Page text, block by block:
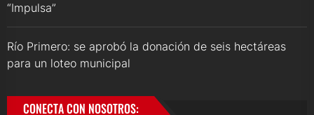
“Impulsa”
Río Primero: se aprobó la donación de seis hectáreas
para un loteo municipal
CONECTA CON NOSOTROS: